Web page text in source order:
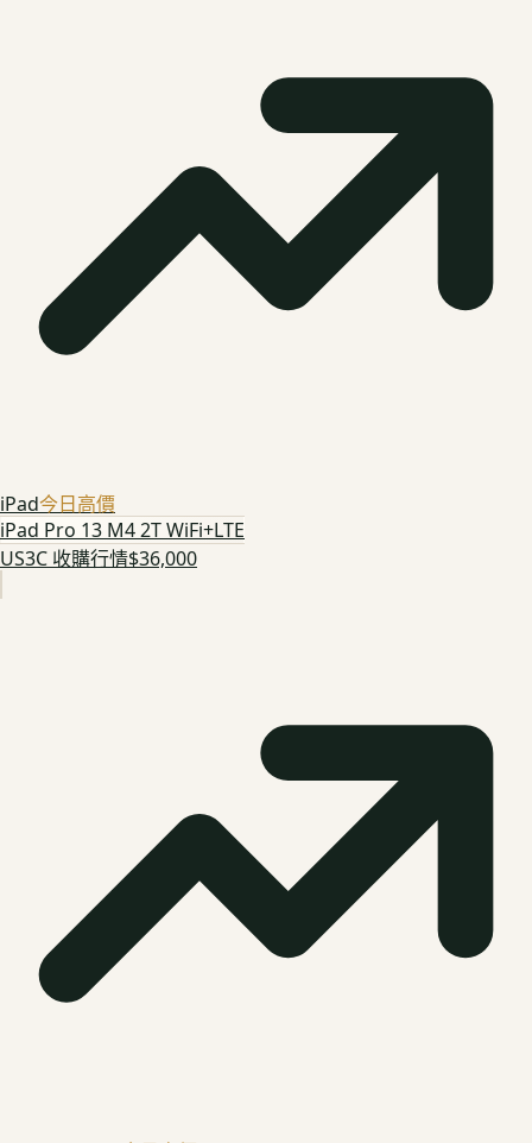
iPad今日高價
iPad Pro 13 M4 2T WiFi+LTE
US3C 收購行情$36,000